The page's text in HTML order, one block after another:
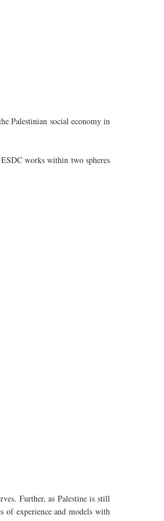
Palestinian social economy in
works within two spheres
Further, as Palestine is still
of experience and models with